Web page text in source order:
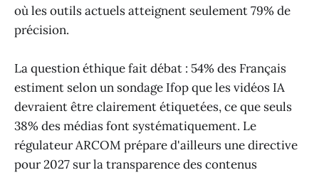
où les outils actuels atteignent seulement 79% de
précision.
La question éthique fait débat : 54% des Français
estiment selon un sondage Ifop que les vidéos IA
devraient être clairement étiquetées, ce que seuls
38% des médias font systématiquement. Le
régulateur ARCOM prépare d'ailleurs une directive
pour 2027 sur la transparence des contenus